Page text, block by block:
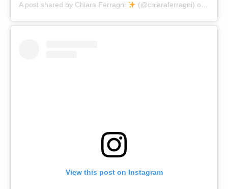
A post shared by Chiara Ferragni (@chiaraferragni) on Sep
View this post on Instagram